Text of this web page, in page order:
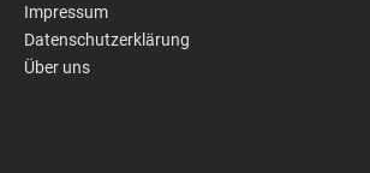
Impressum
Datenschutzerklärung
Über uns